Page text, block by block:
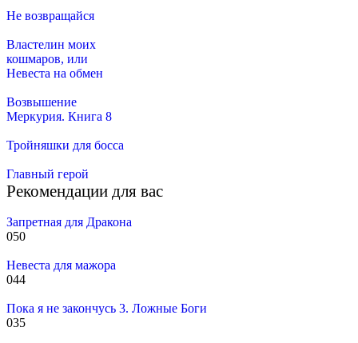
Не возвращайся
Властелин моих
кошмаров, или
Невеста на обмен
Возвышение
Меркурия. Книга 8
Тройняшки для босса
Главный герой
Рекомендации для вас
Запретная для Дракона
050
Невеста для мажора
044
Пока я не закончусь 3. Ложные Боги
035